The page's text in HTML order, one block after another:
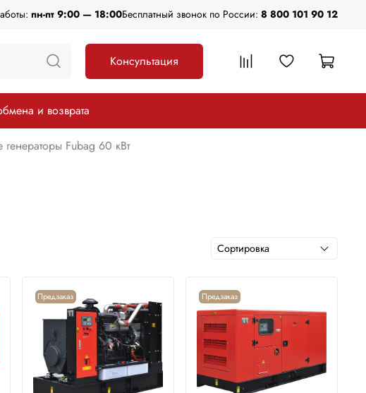
пн-пт 9:00 — 18:00Бесплатный звонок по России: 8 800 101 90 12
Консультация
и возврата
Fubag 60 кВт
Предзаказ Предзаказ